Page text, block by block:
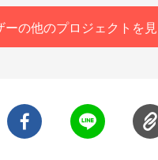
る場合がありますので予めご
場合の返金は致しかねます。
20歳以上であることの確認を
身分証明書を確認させていた
ーの他のプロジェクトを